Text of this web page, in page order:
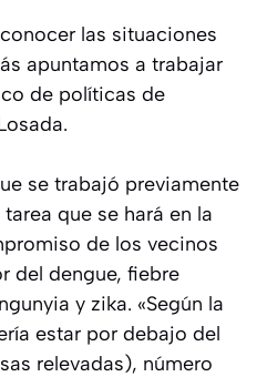
las situaciones
apuntamos a trabajar
de políticas de
se trabajó previamente
que se hará en la
de los vecinos
del dengue, fiebre
y zika. «Según la
estar por debajo del
relevadas), número